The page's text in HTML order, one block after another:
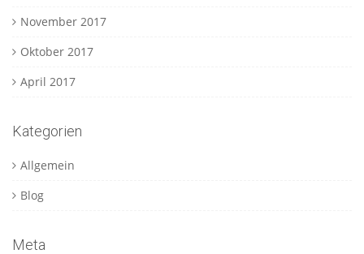
November 2017
Oktober 2017
April 2017
Kategorien
Allgemein
Blog
Meta